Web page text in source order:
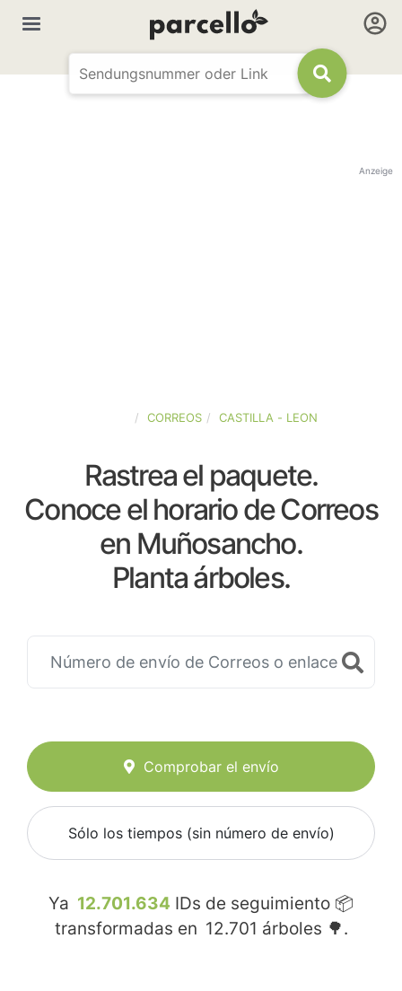
Anzeige
CORREOS CASTILLA - LEON
Rastrea el paquete.
Conoce el horario de Correos
en Muñosancho.
Planta árboles.
Comprobar el envío
Sólo los tiempos (sin número de envío)
Ya 12.701.634 IDs de seguimiento 📦
transformadas en 12.701 árboles 🌳.